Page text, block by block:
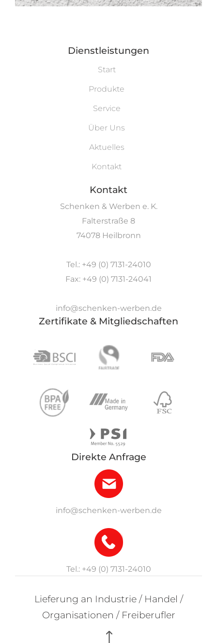
Dienstleistungen
Start
Produkte
Service
Über Uns
Aktuelles
Kontakt
Kontakt
Schenken & Werben e. K.
Falterstraße 8
74078 Heilbronn
Tel.: +49 (0) 7131-24010
Fax: +49 (0) 7131-24041
info@schenken-werben.de
Zertifikate & Mitgliedschaften
Direkte Anfrage
info@schenken-werben.de
Tel.: +49 (0) 7131-24010
Lieferung an Industrie / Handel /
Organisationen / Freiberufler